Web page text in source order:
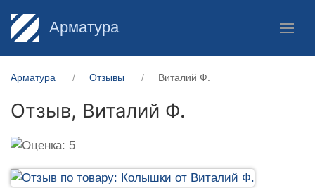
Арматура
Арматура Отзывы Виталий Ф.
Отзыв, Виталий Ф.